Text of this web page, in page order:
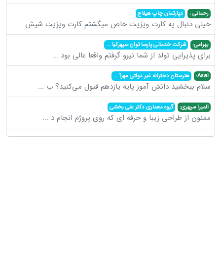
رحمانی : دپارتمان چاپ هیلاج
خیلی دنبال یه کارت ویزیت خاص میگشتم کارت ویزیت شیش ...
بهرامی: شرکت خدماتی پارسا توان سپهرکیا ...
برای پذیرایی تولد از شما نیرو گرفتم واقعا عالی بود ...
Asal: هنرستان دخترانه غیر دولتی مهرآ...
سلام ببخشید دانش آموز پایه یازدهم قبول می‌کنید؟ ب ...
المیرا سپهری: گروه معماری دکتر علی بخشی
ممنون از طراحی زیبا و حرفه ای که روی پروژم انجام د ...